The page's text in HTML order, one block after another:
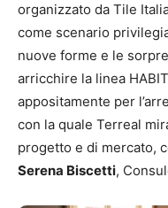
organizzato da Tile
come scenario
nuove forme e le
arricchire la linea
appositamente per
con la quale Terreal
progetto e di mercato,
Serena Biscetti,